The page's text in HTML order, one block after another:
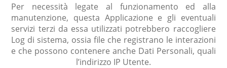
Per necessità legate al funzionamento ed alla
manutenzione, questa Applicazione e gli eventuali
servizi terzi da essa utilizzati potrebbero raccogliere
Log di sistema, ossia file che registrano le interazioni
e che possono contenere anche Dati Personali, quali
l’indirizzo IP Utente.